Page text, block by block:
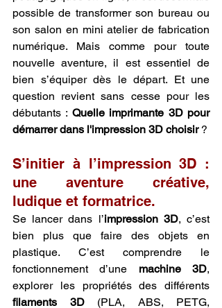
possible de transformer son bureau ou
son salon en mini atelier de fabrication
numérique. Mais comme pour toute
nouvelle aventure, il est essentiel de
bien s’équiper dès le départ. Et une
question revient sans cesse pour les
débutants : Quelle imprimante 3D pour
démarrer dans l'impression 3D choisir ?
S’initier à l’impression 3D :
une aventure créative,
ludique et formatrice.
Se lancer dans l’impression 3D, c’est
bien plus que faire des objets en
plastique. C’est comprendre le
fonctionnement d’une machine 3D,
filaments 3D (PLA, ABS, PETG,